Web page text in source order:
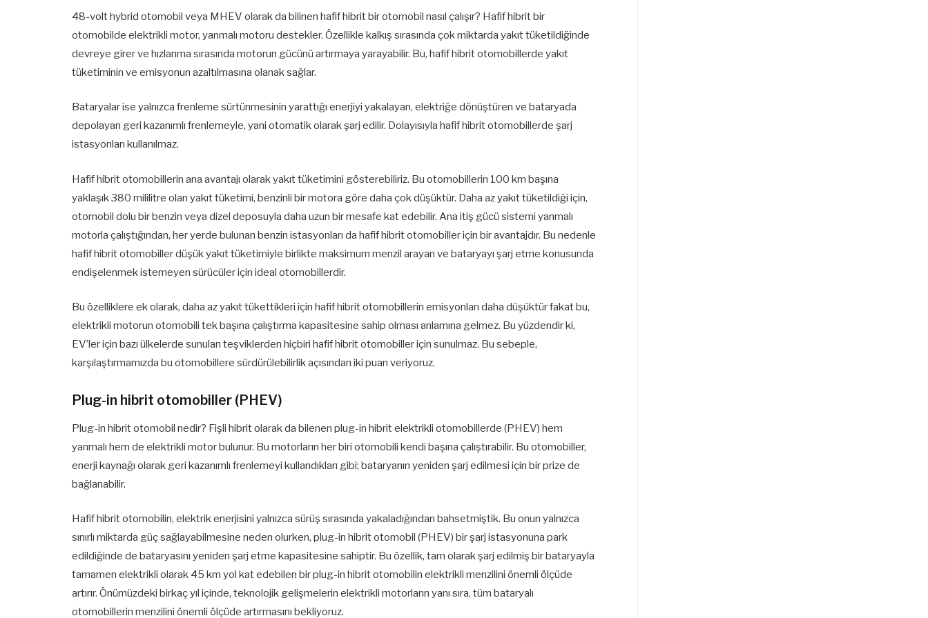
48-volt hybrid otomobil veya MHEV olarak da bilinen hafif hibrit bir otomobil nasıl çalışır? Hafif hibrit bir
otomobilde elektrikli motor, yanmalı motoru destekler. Özellikle kalkış sırasında çok miktarda yakıt tüketildiğinde
devreye girer ve hızlanma sırasında motorun gücünü artırmaya yarayabilir. Bu, hafif hibrit otomobillerde yakıt
tüketiminin ve emisyonun azaltılmasına olanak sağlar.
Bataryalar ise yalnızca frenleme sürtünmesinin yarattığı enerjiyi yakalayan, elektriğe dönüştüren ve bataryada
depolayan geri kazanımlı frenlemeyle, yani otomatik olarak şarj edilir. Dolayısıyla hafif hibrit otomobillerde şarj
istasyonları kullanılmaz.
Hafif hibrit otomobillerin ana avantajı olarak yakıt tüketimini gösterebiliriz. Bu otomobillerin 100 km başına
yaklaşık 380 mililitre olan yakıt tüketimi, benzinli bir motora göre daha çok düşüktür. Daha az yakıt tüketildiği için,
otomobil dolu bir benzin veya dizel deposuyla daha uzun bir mesafe kat edebilir. Ana itiş gücü sistemi yanmalı
motorla çalıştığından, her yerde bulunan benzin istasyonları da hafif hibrit otomobiller için bir avantajdır. Bu nedenle
hafif hibrit otomobiller düşük yakıt tüketimiyle birlikte maksimum menzil arayan ve bataryayı şarj etme konusunda
endişelenmek istemeyen sürücüler için ideal otomobillerdir.
Bu özelliklere ek olarak, daha az yakıt tükettikleri için hafif hibrit otomobillerin emisyonları daha düşüktür fakat bu,
elektrikli motorun otomobili tek başına çalıştırma kapasitesine sahip olması anlamına gelmez. Bu yüzdendir ki,
EV’ler için bazı ülkelerde sunulan teşviklerden hiçbiri hafif hibrit otomobiller için sunulmaz. Bu sebeple,
karşılaştırmamızda bu otomobillere sürdürülebilirlik açısından iki puan veriyoruz.
Plug-in hibrit otomobiller (PHEV)
Plug-in hibrit otomobil nedir? Fişli hibrit olarak da bilenen plug-in hibrit elektrikli otomobillerde (PHEV) hem
yanmalı hem de elektrikli motor bulunur. Bu motorların her biri otomobili kendi başına çalıştırabilir. Bu otomobiller,
enerji kaynağı olarak geri kazanımlı frenlemeyi kullandıkları gibi; bataryanın yeniden şarj edilmesi için bir prize de
bağlanabilir.
Hafif hibrit otomobilin, elektrik enerjisini yalnızca sürüş sırasında yakaladığından bahsetmiştik. Bu onun yalnızca
sınırlı miktarda güç sağlayabilmesine neden olurken, plug-in hibrit otomobil (PHEV) bir şarj istasyonuna park
edildiğinde de bataryasını yeniden şarj etme kapasitesine sahiptir. Bu özellik, tam olarak şarj edilmiş bir bataryayla
tamamen elektrikli olarak 45 km yol kat edebilen bir plug-in hibrit otomobilin elektrikli menzilini önemli ölçüde
artırır. Önümüzdeki birkaç yıl içinde, teknolojik gelişmelerin elektrikli motorların yanı sıra, tüm bataryalı
otomobillerin menzilini önemli ölçüde artırmasını bekliyoruz.